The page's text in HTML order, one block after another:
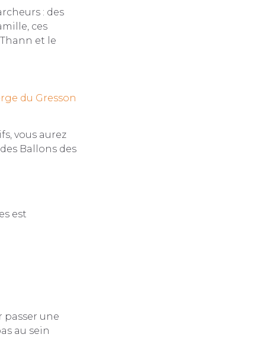
: des
ces
et le
du Gresson
vous aurez
Ballons des
est
passer une
au sein